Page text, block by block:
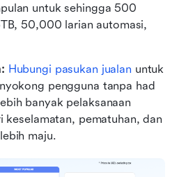
untuk sehingga 500
50,000 larian automasi,
Hubungi pasukan jualan untuk
pengguna tanpa had
banyak pelaksanaan
keselamatan, pematuhan, dan
maju.